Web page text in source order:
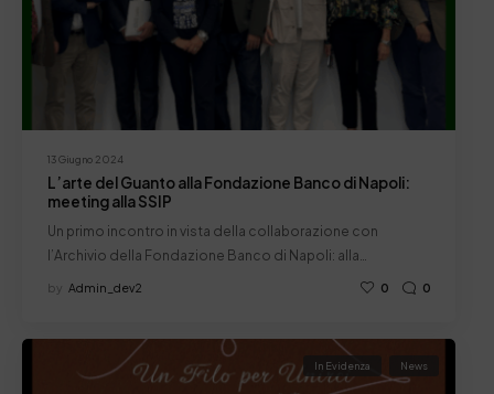
13 Giugno 2024
L’arte del Guanto alla Fondazione Banco di Napoli:
meeting alla SSIP
Un primo incontro in vista della collaborazione con
l’Archivio della Fondazione Banco di Napoli: alla…
by Admin_dev2 0 0
In Evidenza News